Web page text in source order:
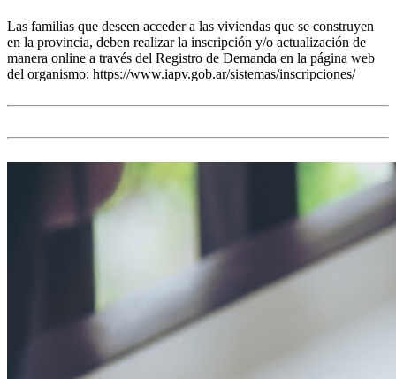
Las familias que deseen acceder a las viviendas que se construyen
en la provincia, deben realizar la inscripción y/o actualización de
manera online a través del Registro de Demanda en la página web
del organismo: https://www.iapv.gob.ar/sistemas/inscripciones/